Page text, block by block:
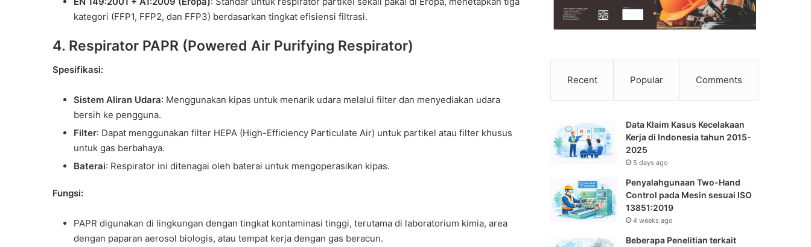
kategori (FFP1, FFP2, dan FFP3) berdasarkan tingkat efisiensi filtrasi.
4. Respirator PAPR (Powered Air Purifying Respirator)
Spesifikasi:
Sistem Aliran Udara: Menggunakan kipas untuk menarik udara melalui filter dan menyediakan udara
bersih ke pengguna.
Filter: Dapat menggunakan filter HEPA (High-Efficiency Particulate Air) untuk partikel atau filter khusus
untuk gas berbahaya.
Baterai: Respirator ini ditenagai oleh baterai untuk mengoperasikan kipas.
Fungsi:
PAPR digunakan di lingkungan dengan tingkat kontaminasi tinggi, terutama di laboratorium kimia, area
dengan paparan aerosol biologis, atau tempat kerja dengan gas beracun.
Recent Popular Comments
Data Klaim Kasus Kecelakaan
Kerja di Indonesia tahun 2015-
2025
5 days ago
Penyalahgunaan Two-Hand
Control pada Mesin sesuai ISO
13851:2019
4 weeks ago
Beberapa Penelitian terkait